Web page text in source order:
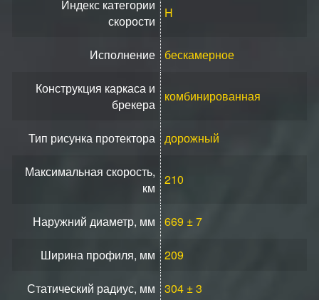
Индекс категории
скорости
H
Исполнение бескамерное
Конструкция каркаса и
брекера
комбинированная
Тип рисунка протектора дорожный
Максимальная скорость,
км
210
Наружний диаметр, мм 669 ± 7
Ширина профиля, мм 209
Статический радиус, мм 304 ± 3